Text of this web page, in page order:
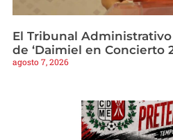
El Tribunal
de ‘Daimiel en Concierto
agosto 7, 2026